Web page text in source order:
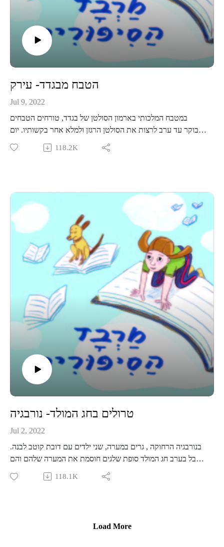
הטבח מבגדד- עירק
Jul 9, 2022
במטבח המלכותי בארמון הסולטן של בגדד, טורחים הטבחים
מבוקר עד ערב לרצות את הסולטן הרגזן ולמלא אחר בקשותיו. יום
אחד ביקש הסולטן תבשיל חצילים ממולאים לארוחת הצהריים.
עלי נער המטבח הכין לסולטן תבשיל ממולאים וחיכה בצפייה
מהתבשיל המגעיל שהוגש לו. שמע זאת עלי המסכן וברח מבוהל
מהארמון. שומרי הארמון תפסו את עלי והובילו אותו אל הסולטן.
כמה מופתע היה עלי לשמוע שאלה הממולאים הטעימים ביותר
שאכל הסולטן בחייו. הסולטן מינה את עלי לטבח הראשי בארמון,
והבטיח מעכשיו להגיד למשרתיו מדי פעם גם מילה טובה, שלא
תהיה שוב אי הבנה... אגדה טעימה על כוחה של מילה טובה
מוזמנים לפגוש אותנו פנים מול פנים בפודקאסט לייב במרכז ענב
בתל אביב, קישור לכרטיסים-
https://www.goshow.co.il/pages/minisite/596
קבוצת וואטסאפ שקטה לעוד תכנים, סיפורים, וסודות מאחורי
https://chat.whatsapp.com/KjBmA8KGvjAJmS6sxakdpX
118.2K
טרולים בחג המולד- נורבגיה
Jul 2, 2022
בנורבגיה הרחוקה , גרים במערה, שני ילדים עם דובת קוטב לבנה.
אבל בערב חג המולד סופת שלגים חוסמת את המערה שלהם והם
נאלצים למצוא מחסה חדש. הם עוברים מבית לבית אבל אף אחד
לא מוכן להכניס אותם לביתו. רגע לפני שהם קופאים מקור מגיע
118.1K
Load More